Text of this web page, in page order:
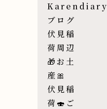
Karendiary
ブログ
伏見稲
荷周辺
🎁お土
産🎀
伏見稲
荷🍣ご